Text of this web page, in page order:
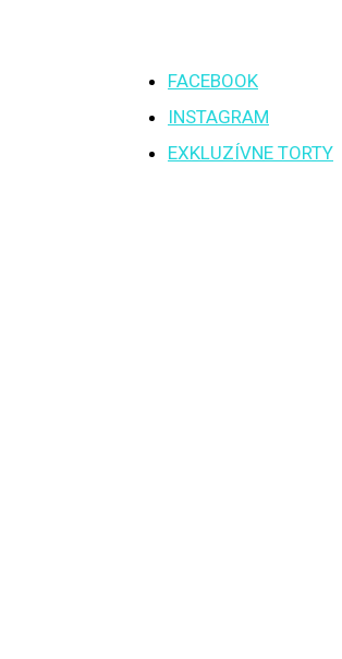
FACEBOOK
INSTAGRAM
EXKLUZÍVNE TORTY